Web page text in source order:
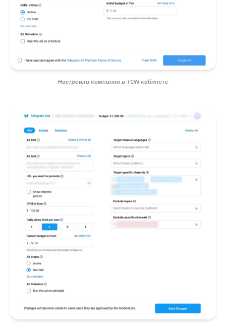
Настройка кампании в TON кабинете